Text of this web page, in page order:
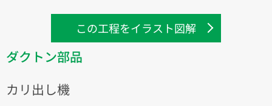
この工程をイラスト図解
ダクトン部品
カリ出し機